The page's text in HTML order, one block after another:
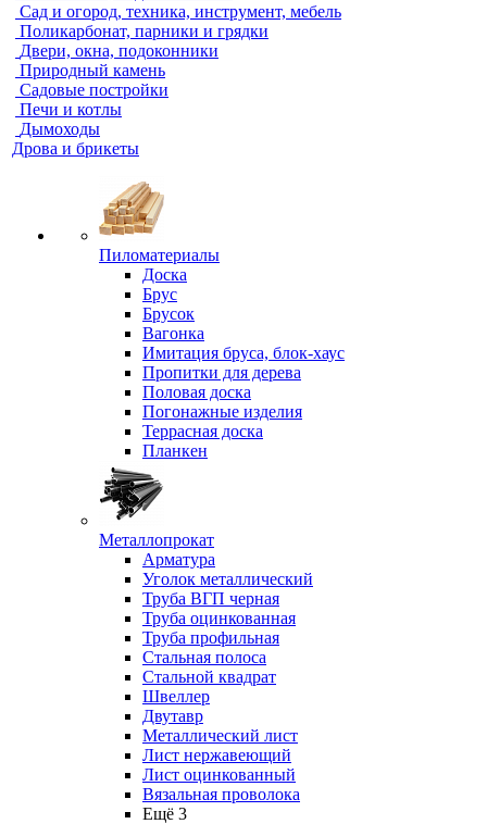
Сад и огород, техника, инструмент, мебель
Поликарбонат, парники и грядки
Двери, окна, подоконники
Природный камень
Садовые постройки
Печи и котлы
Дымоходы
Дрова и брикеты
Пиломатериалы
Доска
Брус
Брусок
Вагонка
Имитация бруса, блок-хаус
Пропитки для дерева
Половая доска
Погонажные изделия
Террасная доска
Планкен
Металлопрокат
Арматура
Уголок металлический
Труба ВГП черная
Труба оцинкованная
Труба профильная
Стальная полоса
Стальной квадрат
Швеллер
Двутавр
Металлический лист
Лист нержавеющий
Лист оцинкованный
Вязальная проволока
Ещё 3